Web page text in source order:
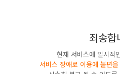
죄송합
현재 서비스에 일시적
서비스 장애로 이용에 불편